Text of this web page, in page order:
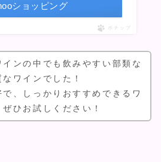
ショッピング
ポチップ
インの中でも飲みやすい部類な
なワインでした！
で、しっかりおすすめできるワ
ひお試しください！